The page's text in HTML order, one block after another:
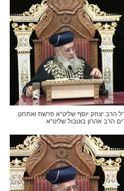
הרב יצחק יוסף שליט"א פרשת ואתחנן
הרב אהרון בוטבול שליט"א